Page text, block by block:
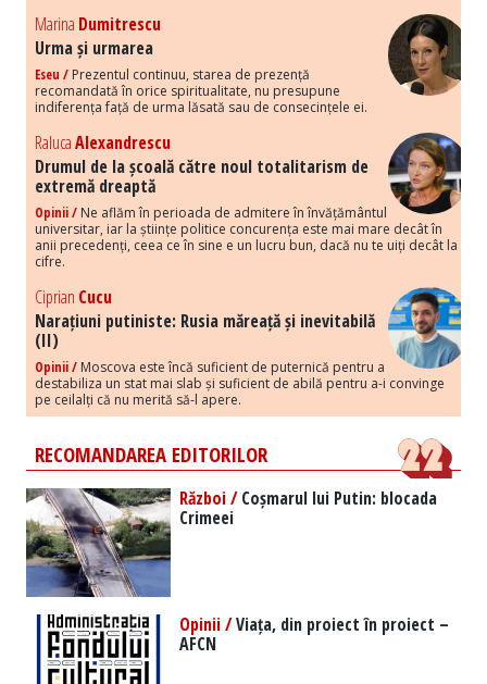
Marina Dumitrescu
Urma și urmarea
Eseu / Prezentul continuu, starea de prezență
recomandată în orice spiritualitate, nu presupune
indiferența față de urma lăsată sau de consecințele ei.
RalucaAlexandrescu
Drumul de la școală către noul totalitarism de
extremă dreaptă
Opinii / Ne aflăm în perioada de admitere în învățământul
universitar, iar la științe politice concurența este mai mare decât în
anii precedenți, ceea ce în sine e un lucru bun, dacă nu te uiți decât la
cifre.
Ciprian Cucu
Narațiuni putiniste: Rusia măreață și inevitabilă
(II)
Opinii / Moscova este încă suficient de puternică pentru a
destabiliza un stat mai slab și suficient de abilă pentru a-i convinge
pe ceilalți că nu merită să-l apere.
RECOMANDAREA EDITORILOR
Război /Coșmarul lui Putin: blocada
Crimeei
Opinii /Viața, din proiect în proiect –
AFCN